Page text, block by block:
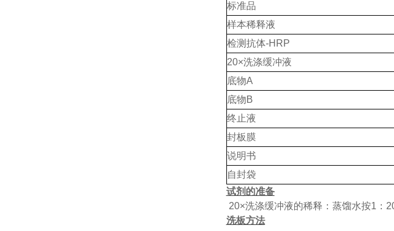
标准品
样本稀释液
检测抗体-HRP
20×洗涤缓冲液
底物A
底物B
终止液
封板膜
说明书
自封袋
试剂的准备
20×洗涤缓冲液的稀释：蒸馏水按1：
洗板方法